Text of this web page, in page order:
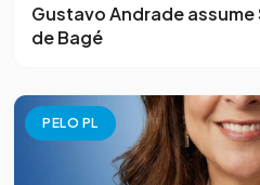
Gustavo Andrade
de Bagé
PELO PL